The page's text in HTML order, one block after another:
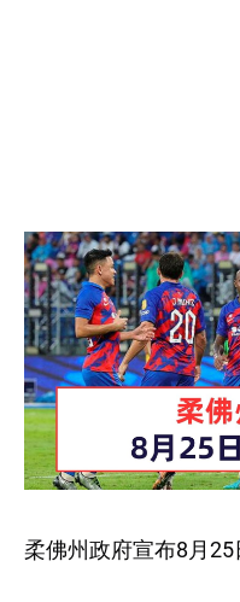
柔佛州政府宣布8月25